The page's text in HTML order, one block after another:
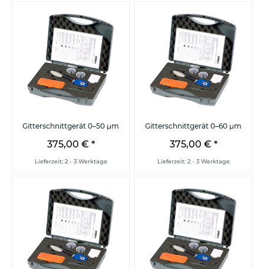
Gitterschnittgerät 0–50 µm
375,00 € *
Lieferzeit: 2 - 3 Werktage
Gitterschnittgerät 0–60 µm
375,00 € *
Lieferzeit: 2 - 3 Werktage